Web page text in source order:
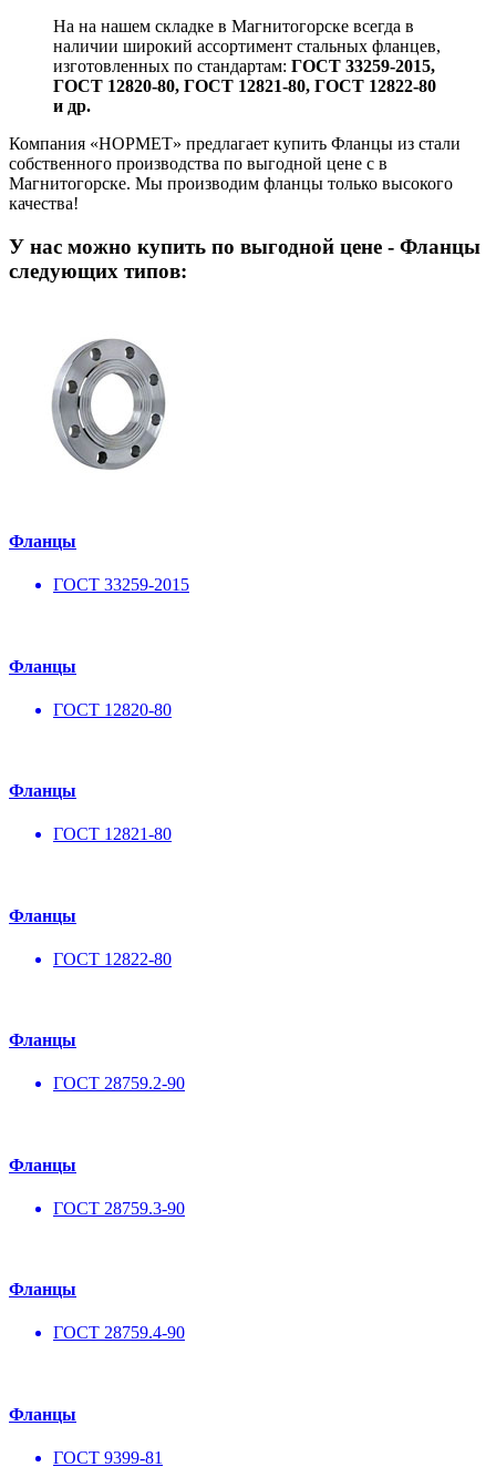
На на нашем складке в Магнитогорске всегда в
наличии широкий ассортимент стальных фланцев,
изготовленных по стандартам: ГОСТ 33259-2015,
ГОСТ 12820-80, ГОСТ 12821-80, ГОСТ 12822-80
и др.
Компания «НОРМЕТ» предлагает купить Фланцы из стали
собственного производства по выгодной цене с в
Магнитогорске. Мы производим фланцы только высокого
качества!
У нас можно купить по выгодной цене - Фланцы
следующих типов:
Фланцы
ГОСТ 33259-2015
Фланцы
ГОСТ 12820-80
Фланцы
ГОСТ 12821-80
Фланцы
ГОСТ 12822-80
Фланцы
ГОСТ 28759.2-90
Фланцы
ГОСТ 28759.3-90
Фланцы
ГОСТ 28759.4-90
Фланцы
ГОСТ 9399-81